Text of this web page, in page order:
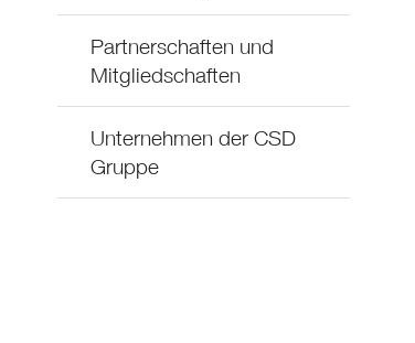
Partnerschaften und
Mitgliedschaften
Unternehmen der CSD
Gruppe